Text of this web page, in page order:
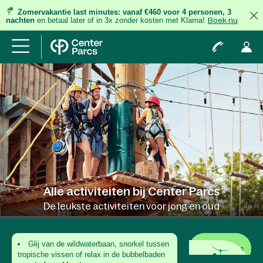
Zomervakantie last minutes: vanaf €460 voor 4 personen, 3
nachten en betaal later of in 3x zonder kosten met Klarna! Boek nu
Alle activiteiten bij Center Parcs
De leukste activiteiten voor jong en oud
Er is altijd iets
Glij van de wildwaterbaan, snorkel tussen
tropische vissen of relax in de bubbelbaden